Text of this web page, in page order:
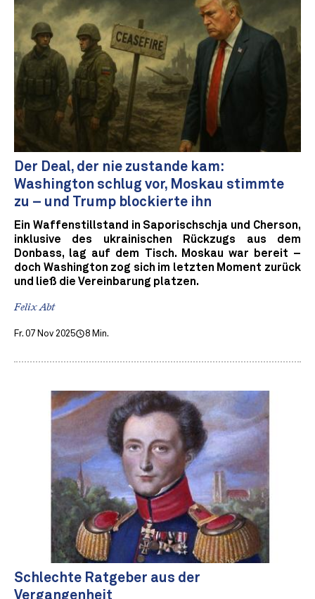
Der Deal, der nie zustande kam:
Washington schlug vor, Moskau stimmte
zu – und Trump blockierte ihn
Ein Waffenstillstand in Saporischschja und Cherson,
inklusive des ukrainischen Rückzugs aus dem
Donbass, lag auf dem Tisch. Moskau war bereit –
doch Washington zog sich im letzten Moment zurück
und ließ die Vereinbarung platzen.
Felix Abt
Fr. 07 Nov 2025 8 Min.
Schlechte Ratgeber aus der
Vergangenheit